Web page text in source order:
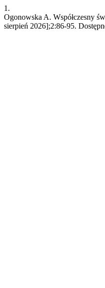
1.
Ogonowska A. Współczesny
sierpień 2026];2:86-95.